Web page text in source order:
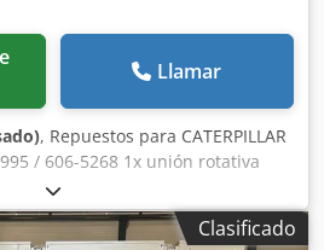
Llamar
, Repuestos para CATERPILLAR
/ 606-5268 1x unión rotativa
pendular 568-8851 1x
9344 1x mango (palo) 541-6698
525-9267 1x Punta de brazo de
Clasificado